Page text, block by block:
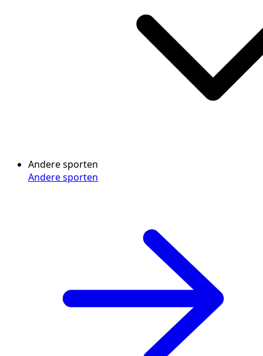
Andere sporten
Andere sporten